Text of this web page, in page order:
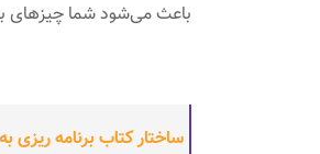
باعث می‌شود شما چیزهای
ساختار کتاب برنامه ریزی